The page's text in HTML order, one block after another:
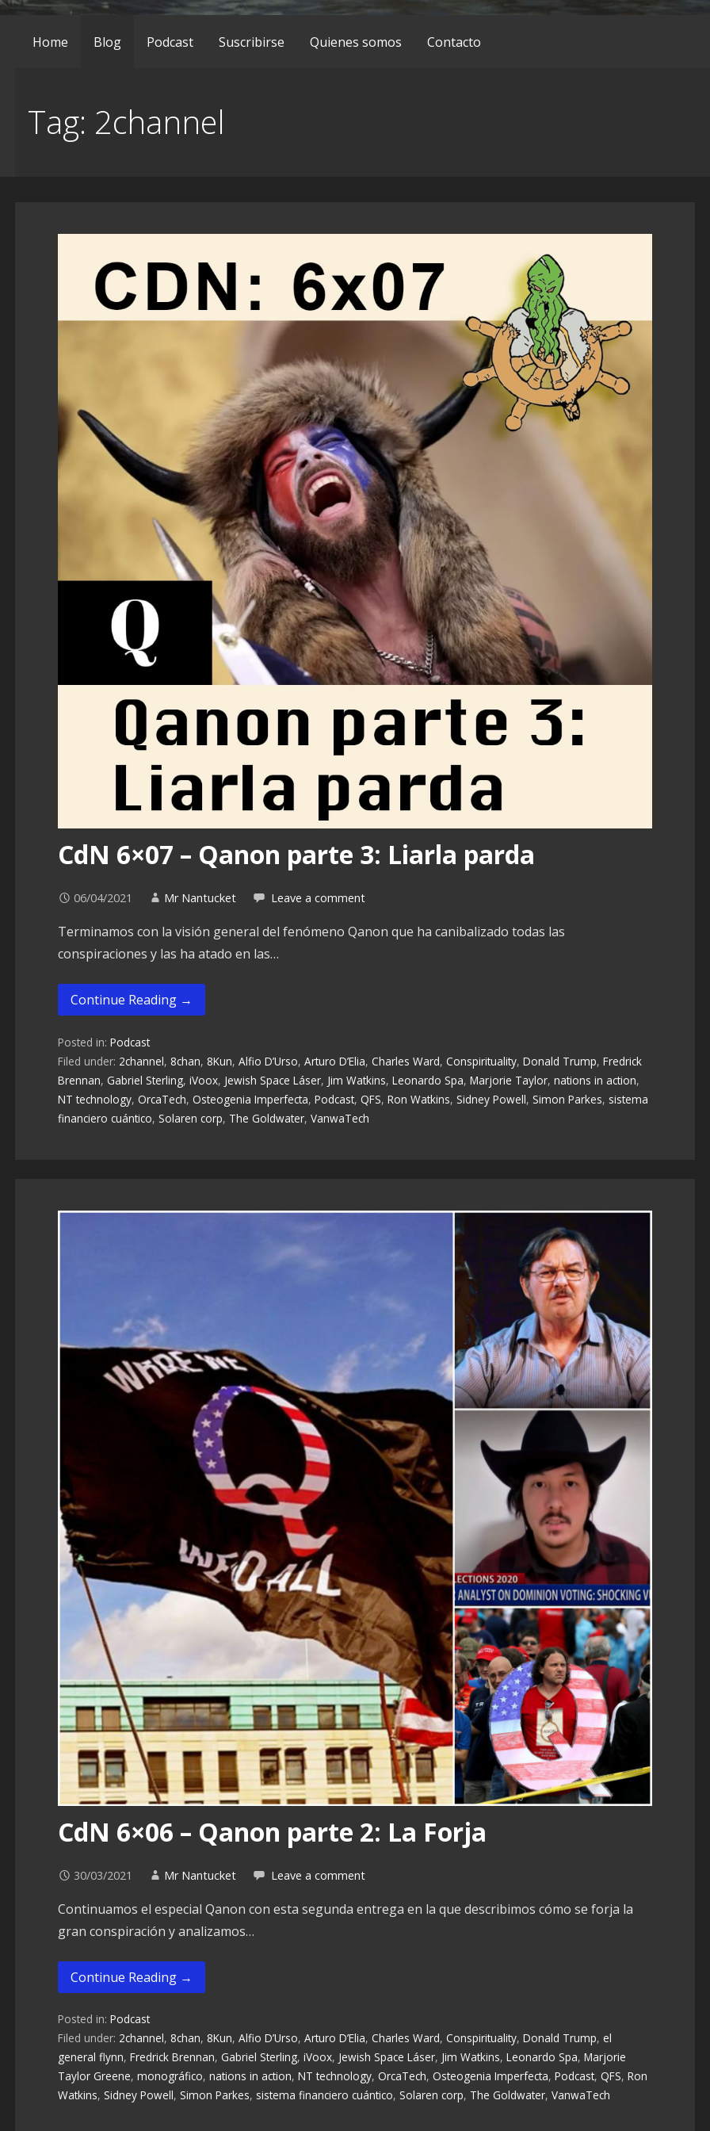
Home Blog Podcast Suscribirse Quienes somos Contacto
Tag: 2channel
CdN 6×07 – Qanon parte 3: Liarla parda
06/04/2021 Mr Nantucket Leave a comment
Terminamos con la visión general del fenómeno Qanon que ha canibalizado todas las
conspiraciones y las ha atado en las…
Continue Reading →
Posted in: Podcast
Filed under: 2channel, 8chan, 8Kun, Alfio D’Urso, Arturo D’Elia, Charles Ward, Conspirituality, Donald Trump, Fredrick
Brennan, Gabriel Sterling, iVoox, Jewish Space Láser, Jim Watkins, Leonardo Spa, Marjorie Taylor, nations in action,
NT technology, OrcaTech, Osteogenia Imperfecta, Podcast, QFS, Ron Watkins, Sidney Powell, Simon Parkes, sistema
financiero cuántico, Solaren corp, The Goldwater, VanwaTech
CdN 6×06 – Qanon parte 2: La Forja
30/03/2021 Mr Nantucket Leave a comment
Continuamos el especial Qanon con esta segunda entrega en la que describimos cómo se forja la
gran conspiración y analizamos…
Continue Reading →
Posted in: Podcast
Filed under: 2channel, 8chan, 8Kun, Alfio D’Urso, Arturo D’Elia, Charles Ward, Conspirituality, Donald Trump, el
general flynn, Fredrick Brennan, Gabriel Sterling, iVoox, Jewish Space Láser, Jim Watkins, Leonardo Spa, Marjorie
Taylor Greene, monográfico, nations in action, NT technology, OrcaTech, Osteogenia Imperfecta, Podcast, QFS, Ron
Watkins, Sidney Powell, Simon Parkes, sistema financiero cuántico, Solaren corp, The Goldwater, VanwaTech